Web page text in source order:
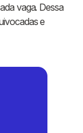
vaga. Dessa
e